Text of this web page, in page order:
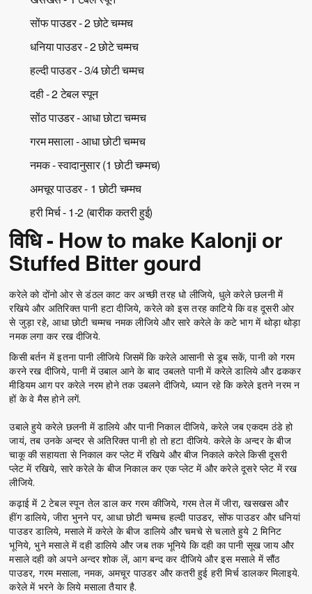
सोंफ पाउडर - 2 छोटे चम्मच
धनिया पाउडर - 2 छोटे चम्मच
हल्दी पाउडर - 3/4 छोटी चम्मच
दही - 2 टेबल स्पून
सोंठ पाउडर - आधा छोटा चम्मच
गरम मसाला - आधा छोटी चम्मच
नमक - स्वादानुसार (1 छोटी चम्मच)
अमचूर पाउडर - 1 छोटी चम्मच
हरी मिर्च - 1-2 (बारीक कतरी हुई)
विधि - How to make Kalonji or
Stuffed Bitter gourd
करेले को दोंनो ओर से डंठल काट कर अच्छी तरह धो लीजिये, धुले करेले छलनी में
रखिये और अतिरिक्त पानी हटा दीजिये, करेले को इस तरह काटिये कि वह दूसरी ओर
से जुड़ा रहे, आधा छोटी चम्मच नमक लीजिये और सारे करेले के कटे भाग में थोड़ा थोड़ा
नमक लगा कर रख दीजिये.
किसी बर्तन में इतना पानी लीजिये जिसमें कि करेले आसानी से डूब सकें, पानी को गरम
करने रख दीजिये, पानी में उबाल आने के बाद उबलते पानी में करेले डालिये और ढककर
मीडियम आग पर करेले नरम होने तक उबलने दीजिये, ध्यान रहे कि करेले इतने नरम न
हों के वे मैस होने लगें.
उबाले हुये करेले छलनी में डालिये और पानी निकाल दीजिये, करेले जब एकदम ठंडे हो
जायं, तब उनके अन्दर से अतिरिक्त पानी हो तो हटा दीजिये. करेले के अन्दर के बीज
चाकू की सहायता से निकाल कर प्लेट में रखिये और बीज निकाले करेले किसी दूसरी
प्लेट में रखिये, सारे करेले के बीज निकाल कर एक प्लेट में और करेले दूसरे प्लेट में रख
लीजिये.
कढ़ाई में 2 टेबल स्पून तेल डाल कर गरम कीजिये, गरम तेल में जीरा, खसखस और
हींग डालिये, जीरा भुनने पर, आधा छोटी चम्मच हल्दी पाउडर, सोंफ पाउडर और धनियां
पाउडर डालिये, मसाले में करेले के बीज डालिये और चमचे से चलाते हुये 2 मिनिट
भूनिये, भुने मसाले में दही डालिये और जब तक भूनिये कि दही का पानी सूख जाय और
मसाले दही को अपने अन्दर शोक लें, आग बन्द कर दीजिये और इस मसाले में सौंठ
पाउडर, गरम मसाला, नमक, अमचूर पाउडर और कतरी हुई हरी मिर्च डालकर मिलाइये.
करेले में भरने के लिये मसाला तैयार है.